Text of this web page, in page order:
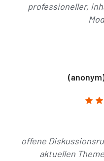
professioneller,
offene
aktuellen